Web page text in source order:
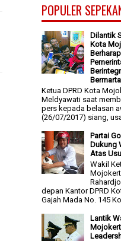
POPULER
Dilantik
Kota
Ketua DPRD Kota
Meldyawati saat
pers kepada belasan
(26/07/2017) siang,
Partai
Dukung
Atas
Wakil
depan Kantor DPRD
Gajah Mada No. 145
Lantik